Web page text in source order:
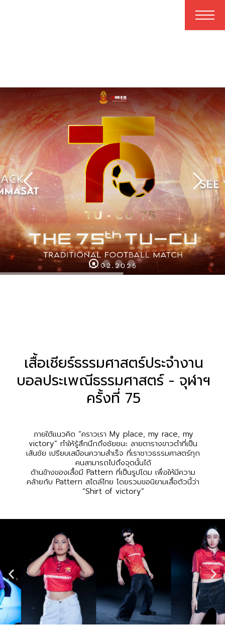
เสื้อเชียร์ธรรมศาสตร์ประจำงาน
บอลประเพณีธรรมศาสตร์ - จุฬาฯ
ครั้งที่ 75
ภายใต้แนวคิด “คราวเรา My place, my race, my
victory” ทำให้รู้สึกนึกถึงชัยชนะ ลายตารางขาวดำที่เป็น
เส้นชัย เปรียบเสมือนความสำเร็จ ที่เราชาวธรรมศาสตร์ทุก
คนสามารถไปถึงจุดนั้นได้
ด้านข้างของเสื้อมี Pattern ที่เป็นรูปโดม เพื่อให้มีความ
คล้ายกับ Pattern สไตล์ไทย โดยรวมขอนิยามเสื้อตัวนี้ว่า
“Shirt of victory”